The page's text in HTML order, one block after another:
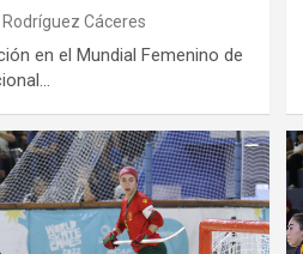
Cáceres
en el Mundial Femenino de